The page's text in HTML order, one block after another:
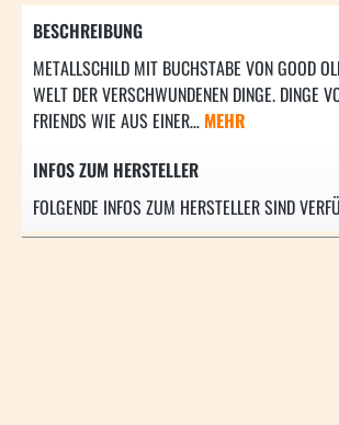
BESCHREIBUNG
METALLSCHILD MIT BUCHSTABE VON GOOD
WELT DER VERSCHWUNDENEN DINGE. DINGE
FRIENDS WIE AUS EINER… MEHR
INFOS ZUM HERSTELLER
FOLGENDE INFOS ZUM HERSTELLER SIND